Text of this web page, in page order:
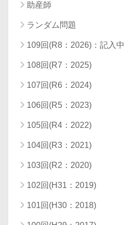
助産師
ランダム問題
109回(R8：2026)：記入中
108回(R7：2025)
107回(R6：2024)
106回(R5：2023)
105回(R4：2022)
104回(R3：2021)
103回(R2：2020)
102回(H31：2019)
101回(H30：2018)